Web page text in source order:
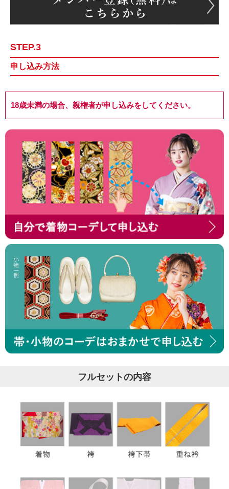
STEP.3
申し込み方法
18歳未満の場合、親権者が申し込みをしてください。
フルセットの内容